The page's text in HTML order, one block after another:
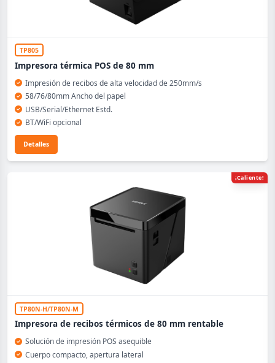
TP805
Impresora térmica POS de 80 mm
Impresión de recibos de alta velocidad de 250mm/s
58/76/80mm Ancho del papel
USB/Serial/Ethernet Estd.
BT/WiFi opcional
Detalles
¡Caliente!
TP80N-H/TP80N-M
Impresora de recibos térmicos de 80 mm rentable
Solución de impresión POS asequible
Cuerpo compacto, apertura lateral